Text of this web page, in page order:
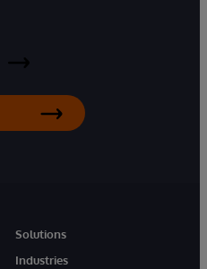
Solutions
Industries